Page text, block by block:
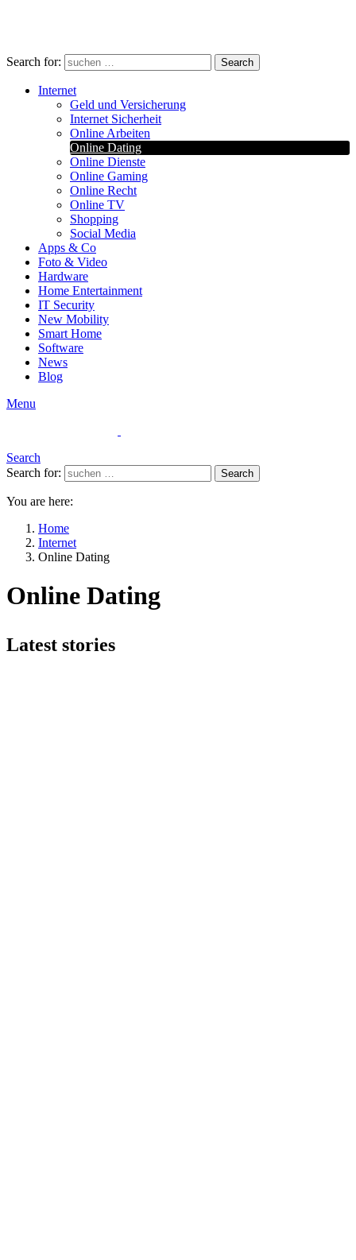
Search for: Search
Internet
Geld und Versicherung
Internet Sicherheit
Online Arbeiten
Online Dating
Online Dienste
Online Gaming
Online Recht
Online TV
Shopping
Social Media
Apps & Co
Foto & Video
Hardware
Home Entertainment
IT Security
New Mobility
Smart Home
Software
News
Blog
Menu
Search
Search for:
Search
You are here:
Home
Internet
Online Dating
Online Dating
Latest stories